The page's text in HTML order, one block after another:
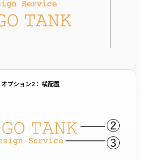
オプション2： 横配置